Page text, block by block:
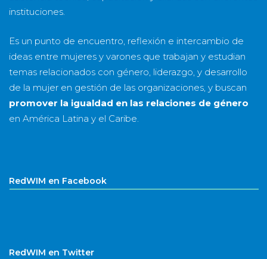
instituciones.
Es un punto de encuentro, reflexión e intercambio de
ideas entre mujeres y varones que trabajan y estudian
temas relacionados con género, liderazgo, y desarrollo
de la mujer en gestión de las organizaciones, y buscan
promover la igualdad en las relaciones de género
en América Latina y el Caribe.
RedWIM en Facebook
RedWIM en Twitter